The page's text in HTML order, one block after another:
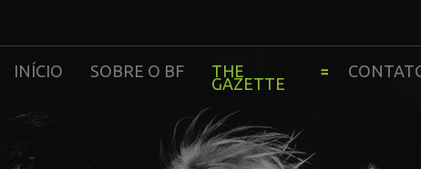
INÍCIO SOBRE O BF THE
GAZETTE